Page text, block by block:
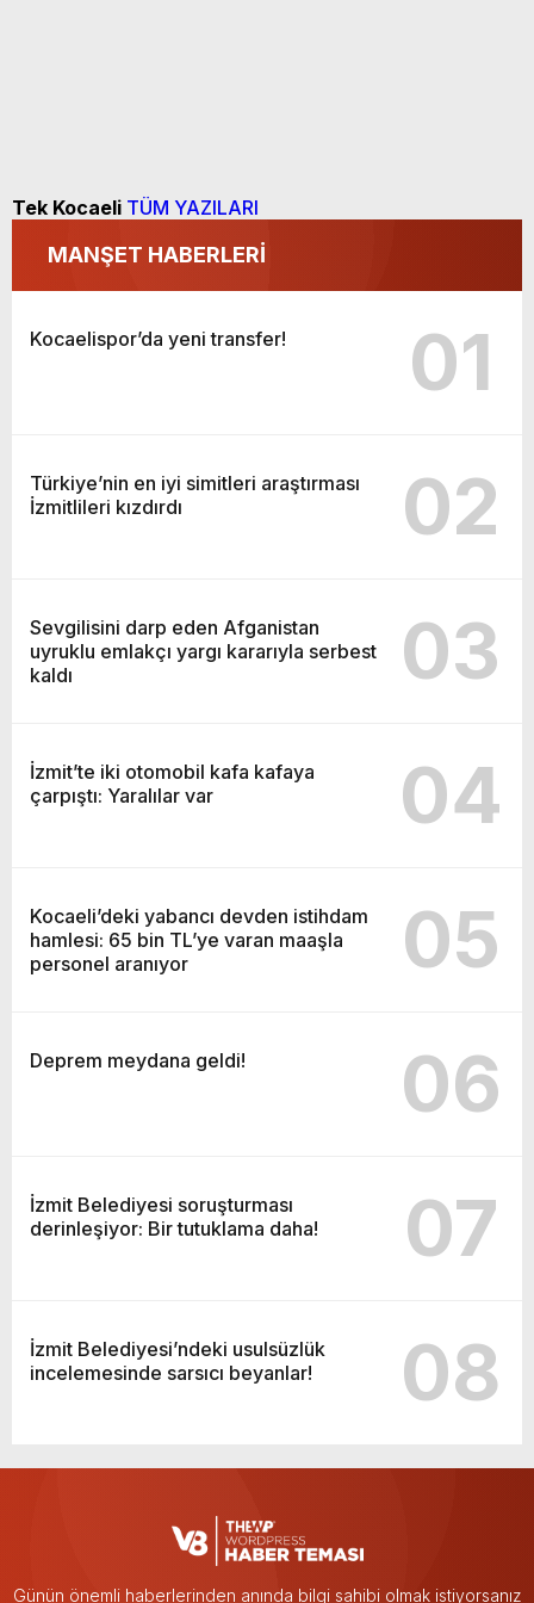
Tek Kocaeli TÜM YAZILARI
MANŞET HABERLERİ
Kocaelispor’da yeni transfer! 01
Türkiye’nin en iyi simitleri araştırması
İzmitlileri kızdırdı
02
Sevgilisini darp eden Afganistan
uyruklu emlakçı yargı kararıyla serbest
kaldı
03
İzmit’te iki otomobil kafa kafaya
çarpıştı: Yaralılar var
04
Kocaeli’deki yabancı devden istihdam
hamlesi: 65 bin TL’ye varan maaşla
personel aranıyor
05
Deprem meydana geldi! 06
İzmit Belediyesi soruşturması
derinleşiyor: Bir tutuklama daha!
07
İzmit Belediyesi’ndeki usulsüzlük
incelemesinde sarsıcı beyanlar!
08
Günün önemli haberlerinden anında bilgi sahibi olmak istiyorsanız